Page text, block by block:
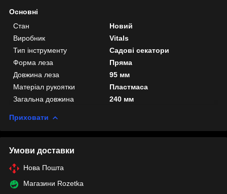
Основні
Стан
Новий
Виробник
Vitals
Тип інструменту
Садові секатори
Форма леза
Пряма
Довжина леза
95 мм
Матеріал рукоятки
Пластмаса
Загальна довжина
240 мм
Приховати
Умови доставки
Нова Пошта
Магазини Rozetka